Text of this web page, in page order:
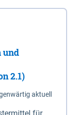
und
2.1)
aktuell